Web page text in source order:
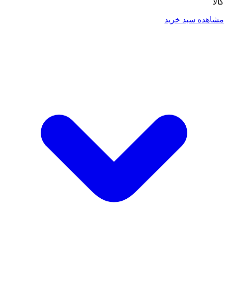
کالا
مشاهده سبد خرید